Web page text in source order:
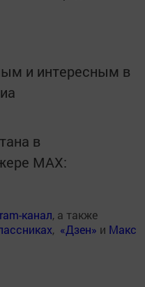
и интересным в
в
MАХ:
канал, а также
, «Дзен» и Макс